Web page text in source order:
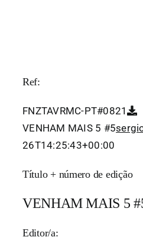
Ref:
FNZTAVRMC-PT#0821
VENHAM MAIS 5 #5
26T14:25:43+00:00
Título + número de edição
VENHAM MAIS 5
Editor/a: